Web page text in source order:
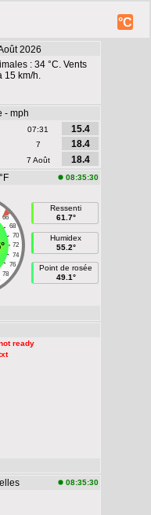
°C
2026
: 34 °C. Vents
15 km/h.
- mph
07:31
15.4
7
18.4
7 Août
18.4
08:35:30
66
68
70
72
74
76
78
Ressenti
61.7°
Humidex
55.2°
Point de rosée
49.1°
ready
08:35:30